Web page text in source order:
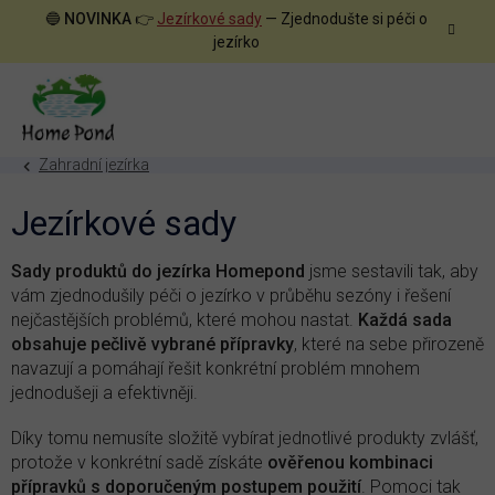
🔵 NOVINKA 👉 Jezírkové sady — Zjednodušte si péči o
jezírko
Zahradní jezírka
Jezírkové sady
Sady produktů do jezírka Homepond jsme sestavili tak, aby
vám zjednodušily péči o jezírko v průběhu sezóny i řešení
nejčastějších problémů, které mohou nastat. Každá sada
obsahuje pečlivě vybrané přípravky, které na sebe přirozeně
navazují a pomáhají řešit konkrétní problém mnohem
jednodušeji a efektivněji.
Díky tomu nemusíte složitě vybírat jednotlivé produkty zvlášť,
protože v konkrétní sadě získáte ověřenou kombinaci
přípravků s doporučeným postupem použití . Pomoci tak